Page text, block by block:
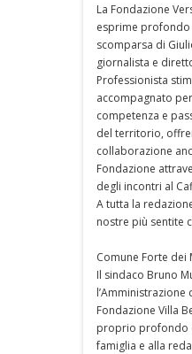
La Fondazione
esprime
scomparsa di
giornalista e
Professionista
accompagnato
competenza e
del territorio,
collaborazione
Fondazione
degli incontri al
A tutta la
nostre più sentite
Comune Forte dei
Il sindaco Bruno
l’Amministrazione
Fondazione Villa
proprio profondo
famiglia e alla